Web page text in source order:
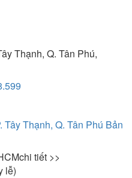
Thạnh, Q. Tân Phú,
Tây Thạnh, Q. Tân Phú Bản
chi tiết >>
lễ)